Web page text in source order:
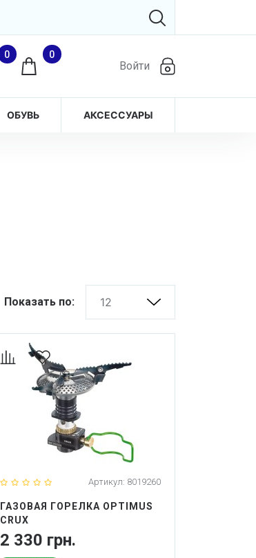
0 0
Войти
ОБУВЬ АКСЕССУАРЫ
Показать по: 12
Артикул: 8019260
ГАЗОВАЯ ГОРЕЛКА OPTIMUS
CRUX
2 330 грн.